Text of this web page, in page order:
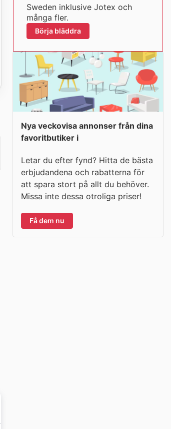
Sweden inklusive Jotex och
många fler.
Börja bläddra
Nya veckovisa annonser från dina
favoritbutiker i
Letar du efter fynd? Hitta de bästa
erbjudandena och rabatterna för
att spara stort på allt du behöver.
Missa inte dessa otroliga priser!
Få dem nu